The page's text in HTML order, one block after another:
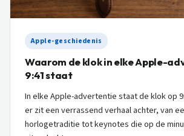
Apple-geschiedenis
Waarom de klok in elke Apple-
9:41 staat
In elke Apple-advertentie staat de klok op
er zit een verrassend verhaal achter, van
horlogetraditie tot keynotes die op de